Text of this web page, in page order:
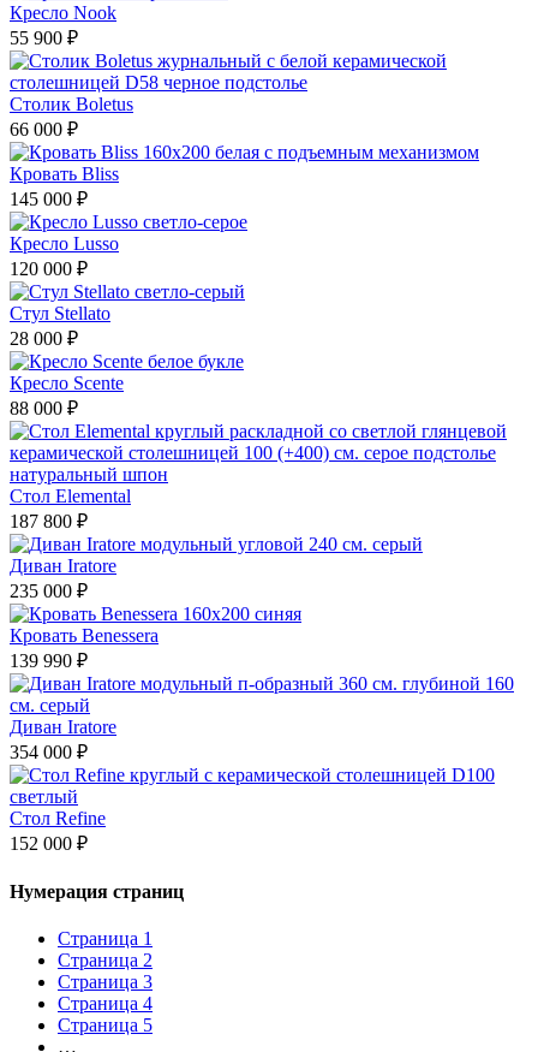
Кресло Nook
55 900 ₽
Столик Boletus
66 000 ₽
Кровать Bliss
145 000 ₽
Кресло Lusso
120 000 ₽
Стул Stellato
28 000 ₽
Кресло Scente
88 000 ₽
Стол Elemental
187 800 ₽
Диван Iratore
235 000 ₽
Кровать Benessera
139 990 ₽
Диван Iratore
354 000 ₽
Стол Refine
152 000 ₽
Нумерация страниц
Страница 1
Страница 2
Страница 3
Страница 4
Страница 5
…